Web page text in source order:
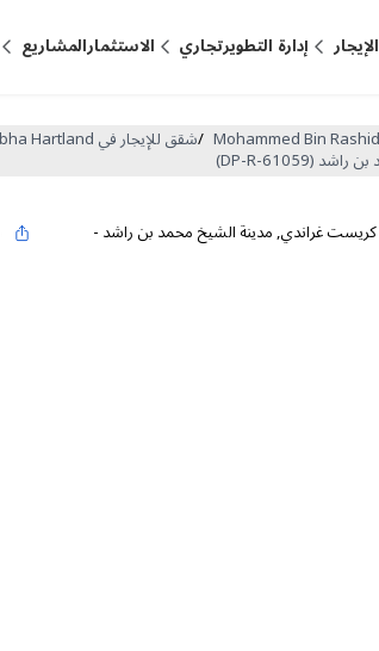
الإيجار إدارة التطويرتجاري الاستثمارالمشاريع
/شقق للإيجار في Sobha Hartland
كريست غراندي,مدينة الشيخ محمد بن راشد-